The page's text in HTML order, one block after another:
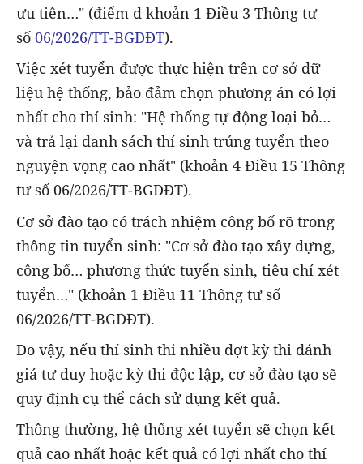
ưu tiên…" (điểm d khoản 1 Điều 3 Thông tư
số 06/2026/TT-BGDĐT).
Việc xét tuyển được thực hiện trên cơ sở dữ
liệu hệ thống, bảo đảm chọn phương án có lợi
nhất cho thí sinh: "Hệ thống tự động loại bỏ…
và trả lại danh sách thí sinh trúng tuyển theo
nguyện vọng cao nhất" (khoản 4 Điều 15 Thông
tư số 06/2026/TT-BGDĐT).
Cơ sở đào tạo có trách nhiệm công bố rõ trong
thông tin tuyển sinh: "Cơ sở đào tạo xây dựng,
công bố… phương thức tuyển sinh, tiêu chí xét
tuyển…" (khoản 1 Điều 11 Thông tư số
06/2026/TT-BGDĐT).
Do vậy, nếu thí sinh thi nhiều đợt kỳ thi đánh
giá tư duy hoặc kỳ thi độc lập, cơ sở đào tạo sẽ
quy định cụ thể cách sử dụng kết quả.
Thông thường, hệ thống xét tuyển sẽ chọn kết
quả cao nhất hoặc kết quả có lợi nhất cho thí